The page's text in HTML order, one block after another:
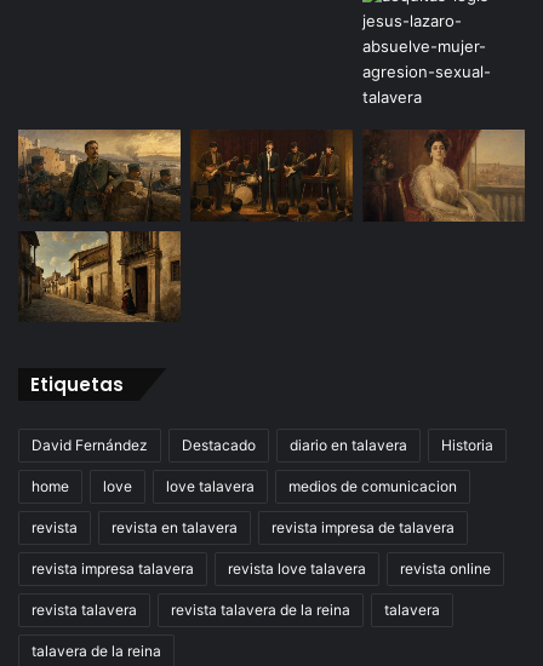
Etiquetas
David Fernández Destacado diario en talavera Historia
home love love talavera medios de comunicacion
revista revista en talavera revista impresa de talavera
revista impresa talavera revista love talavera revista online
revista talavera revista talavera de la reina talavera
talavera de la reina